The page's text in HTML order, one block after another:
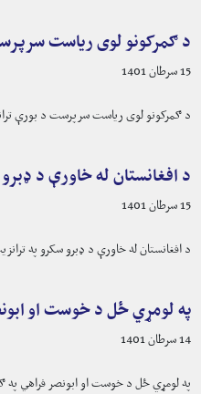
د ګمرکونو لوی ریاست
15 سرطان 1401
د ګمرکونو لوی ریاست سرپرست د بورې
د افغانستان له خاورې د
15 سرطان 1401
د افغانستان له خاورې د ډبرو سکرو په
په لومړي ځل د خوست او
14 سرطان 1401
په لومړي ځل د خوست او ابونصر فراهي په